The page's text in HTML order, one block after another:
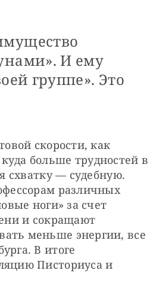
И ему
группе». Это
скорости, как
больше трудностей в
схватку — судебную.
различных
ноги» за счет
и сокращают
меньше энергии, все
В итоге
Писториуса и